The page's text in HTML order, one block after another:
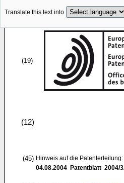
Translate this text into
(19)
(12)
(45) Hinweis auf die Patenterteilung:
04.08.2004 Patentblatt 2004/